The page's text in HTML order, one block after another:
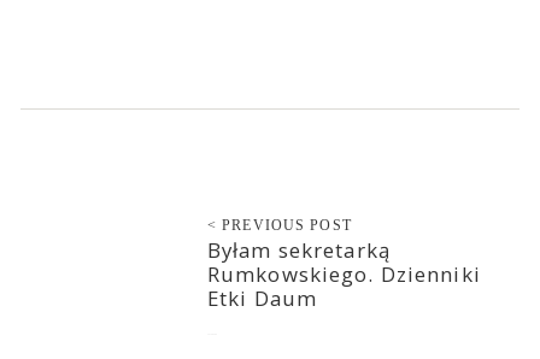
< PREVIOUS POST
Byłam sekretarką
Rumkowskiego. Dzienniki
Etki Daum